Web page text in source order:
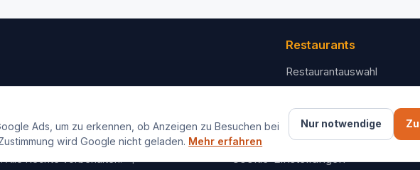
Restaurants
Restaurantauswahl
Kontakt
Rechte vorbehalten. Cookie-Einstellungen
Ads, um zu erkennen, ob Anzeigen zu Besuchen bei
wird Google nicht geladen. Mehr erfahren
Nur notwendige